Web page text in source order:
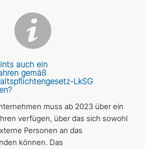
auch ein
gemäß
LkSG
muss ab 2023 über ein
verfügen, über das sich sowohl
Personen an das
können. Das